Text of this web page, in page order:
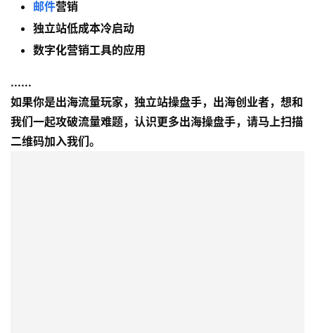
运
营
邮件营销
独立站低成本冷启动
数字化营销工具的应用
......
如果你是出海流量玩家，独立站操盘手，出海创业者，想和
我们一起攻破流量难题，认识更多出海操盘手，请马上扫描
二维码加入我们。